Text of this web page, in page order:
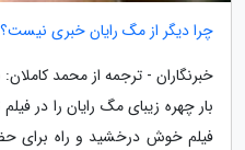
چرا دیگر از مگ رایان خبری نیست؟
خبرنگاران - ترجمه از محمد
بار چهره زیبای مگ رایان را در
فیلم خوش درخشید و راه برای